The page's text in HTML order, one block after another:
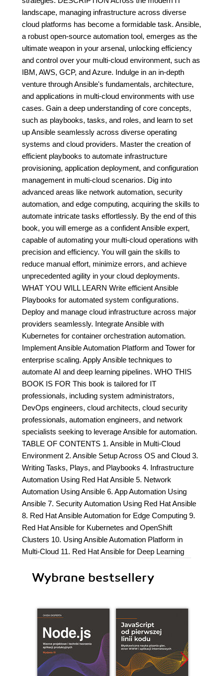
landscape, managing infrastructure across diverse
cloud platforms has become a formidable task. Ansible,
a robust open-source automation tool, emerges as the
ultimate weapon in your arsenal, unlocking efficiency
and control over your multi-cloud environment, such as
IBM, AWS, GCP, and Azure. Indulge in an in-depth
venture through Ansible's fundamentals, architecture,
and applications in multi-cloud environments with use
cases. Gain a deep understanding of core concepts,
such as playbooks, tasks, and roles, and learn to set
up Ansible seamlessly across diverse operating
systems and cloud providers. Master the creation of
efficient playbooks to automate infrastructure
provisioning, application deployment, and configuration
management in multi-cloud scenarios. Dig into
advanced areas like network automation, security
automation, and edge computing, acquiring the skills to
automate intricate tasks effortlessly. By the end of this
book, you will emerge as a confident Ansible expert,
capable of automating your multi-cloud operations with
precision and efficiency. You will gain the skills to
reduce manual effort, minimize errors, and achieve
unprecedented agility in your cloud deployments.
WHAT YOU WILL LEARN Write efficient Ansible
Playbooks for automated system configurations.
Deploy and manage cloud infrastructure across major
providers seamlessly. Integrate Ansible with
Kubernetes for container orchestration automation.
Implement Ansible Automation Platform and Tower for
enterprise scaling. Apply Ansible techniques to
automate AI and deep learning pipelines. WHO THIS
BOOK IS FOR This book is tailored for IT
professionals, including system administrators,
DevOps engineers, cloud architects, cloud security
professionals, automation engineers, and network
specialists seeking to leverage Ansible for automation.
TABLE OF CONTENTS 1. Ansible in Multi-Cloud
Environment 2. Ansible Setup Across OS and Cloud 3.
Writing Tasks, Plays, and Playbooks 4. Infrastructure
Automation Using Red Hat Ansible 5. Network
Automation Using Ansible 6. App Automation Using
Ansible 7. Security Automation Using Red Hat Ansible
8. Red Hat Ansible Automation for Edge Computing 9.
Red Hat Ansible for Kubernetes and OpenShift
Clusters 10. Using Ansible Automation Platform in
Multi-Cloud 11. Red Hat Ansible for Deep Learning
Wybrane bestsellery